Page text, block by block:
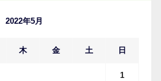
2022年5月
木 金 土 日
1